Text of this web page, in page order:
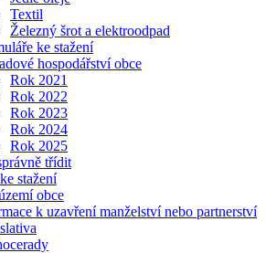
Textil
Železný šrot a elektroodpad
ke stažení
hospodářství obce
Rok 2021
Rok 2022
Rok 2023
Rok 2024
Rok 2025
třídit
stažení
obce
k uzavření manželství nebo partnerství